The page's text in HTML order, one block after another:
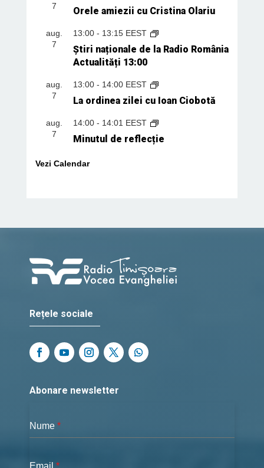
7
Orele amiezii cu Cristina Olariu
aug.
7
13:00- 13:15 EEST
Știri naționale de la Radio România
Actualități 13:00
aug.
7
13:00- 14:00 EEST
La ordinea zilei cu Ioan Ciobotă
aug.
7
14:00- 14:01 EEST
Minutul de reflecție
Vezi Calendar
Rețele sociale
Abonare newsletter
Nume *
Email *